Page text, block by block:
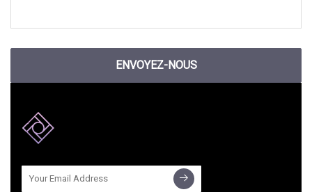
ENVOYEZ-NOUS